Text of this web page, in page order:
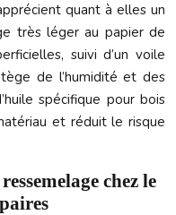
quant à elles un
très léger au papier de
suivi d’un voile
de l’humidité et des
spécifique pour bois
et réduit le risque
chez le